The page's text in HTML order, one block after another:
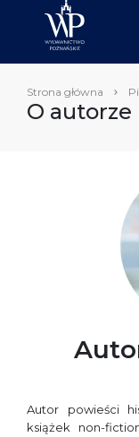
Strona główna
O autorze
Autor powieści
książek non-